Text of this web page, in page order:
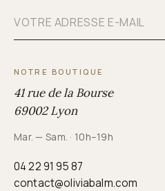
NOTRE BOUTIQUE
41 rue de la Bourse
69002 Lyon
Mar. — Sam. · 10h–19h
04 22 91 95 87
contact@oliviabalm.com